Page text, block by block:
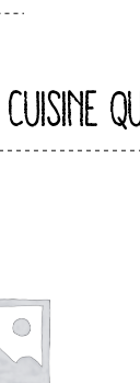
CUISINE